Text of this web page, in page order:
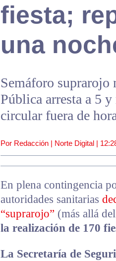
fiesta;
una
Semáforo suprarojo
Pública arresta a 5
circular fuera de
Por Redacción | Norte Digital |
En plena contingencia
autoridades sanitarias
“suprarojo” (más allá
la realización de 170
La Secretaría de